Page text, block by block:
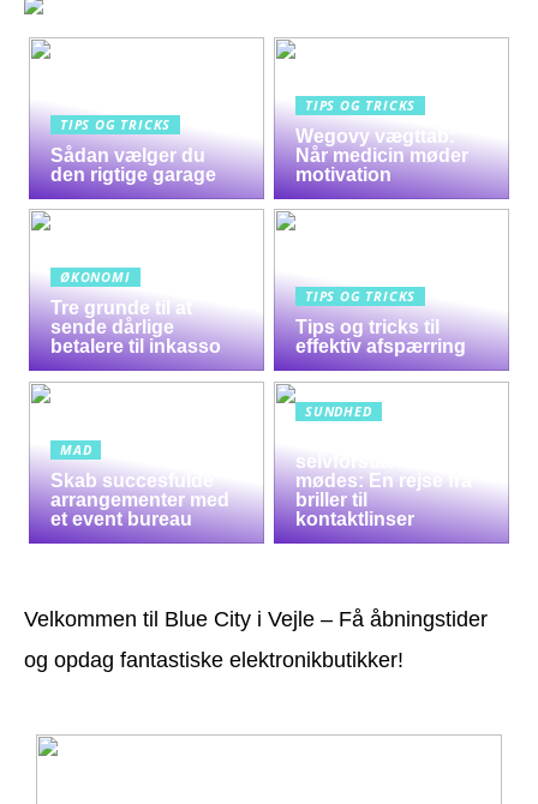
TIPS OG TRICKS
Sådan vælger du
den rigtige garage
TIPS OG TRICKS
Wegovy vægttab:
Når medicin møder
motivation
ØKONOMI
Tre grunde til at
sende dårlige
betalere til inkasso
TIPS OG TRICKS
Tips og tricks til
effektiv afspærring
MAD
Skab succesfulde
arrangementer med
et event bureau
SUNDHED
selvforståelse
mødes: En rejse fra
briller til
kontaktlinser
Velkommen til Blue City i Vejle – Få åbningstider
og opdag fantastiske elektronikbutikker!